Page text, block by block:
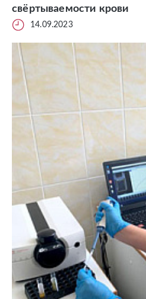
свёртываемости крови
14.09.2023